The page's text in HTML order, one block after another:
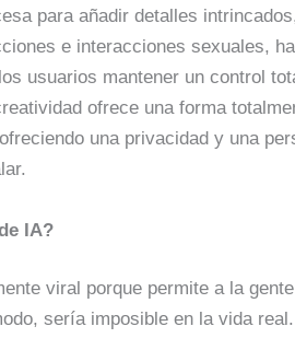
para añadir detalles
e interacciones sexuales,
usuarios mantener un control
ofrece una forma
una privacidad y una
IA?
viral porque permite a la
sería imposible en la vida